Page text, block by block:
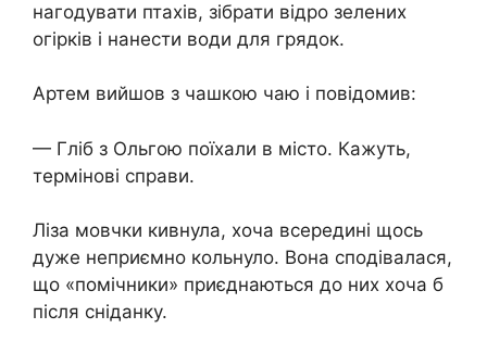
нагодувати птахів, зібрати відро зелених
огірків і нанести води для грядок.
Артем вийшов з чашкою чаю і повідомив:
— Гліб з Ольгою поїхали в місто. Кажуть,
термінові справи.
Ліза мовчки кивнула, хоча всередині щось
дуже неприємно кольнуло. Вона сподівалася,
що «помічники» приєднаються до них хоча б
після сніданку.